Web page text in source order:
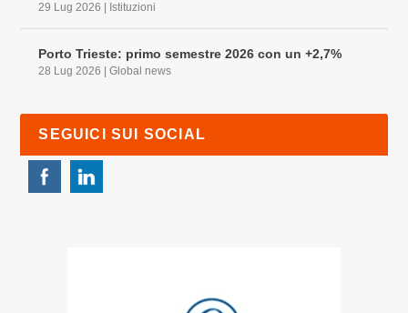
29 Lug 2026 Istituzioni
Porto Trieste: primo semestre 2026 con un +2,7%
28 Lug 2026 |Global news
SEGUICI SUI SOCIAL